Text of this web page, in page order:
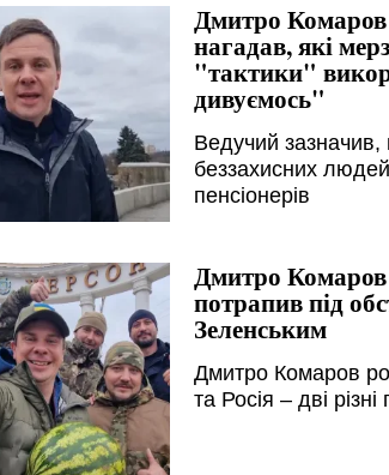
Дмитро Комаров
нагадав, які
"тактики"
дивуємось"
Ведучий
беззахисних людей
пенсіонерів
Дмитро Комаров
потрапив під
Зеленським
Дмитро Комаров
та Росія – дві різні